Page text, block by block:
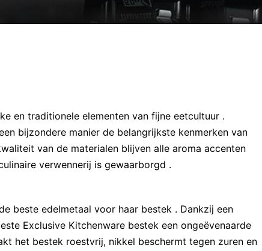
en traditionele elementen van fijne eetcultuur .
bijzondere manier de belangrijkste kenmerken van
van de materialen blijven alle aroma accenten
verwennerij is gewaarborgd .
beste edelmetaal voor haar bestek . Dankzij een
Exclusive Kitchenware bestek een ongeëvenaarde
het bestek roestvrij, nikkel beschermt tegen zuren en